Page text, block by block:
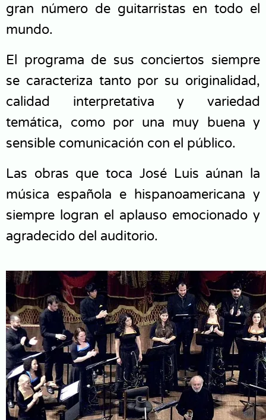
gran número de guitarristas en todo el
mundo.
El programa de sus conciertos siempre
se caracteriza tanto por su originalidad,
calidad interpretativa y variedad
temática, como por una muy buena y
sensible comunicación con el público.
Las obras que toca José Luis­ aúnan la
música española e hispanoamericana y
siempre logran el aplauso emocionado y
agradecido del auditorio.